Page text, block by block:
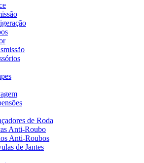
de Roda
Anti-Roubo
Anti-Roubos
de Jantes